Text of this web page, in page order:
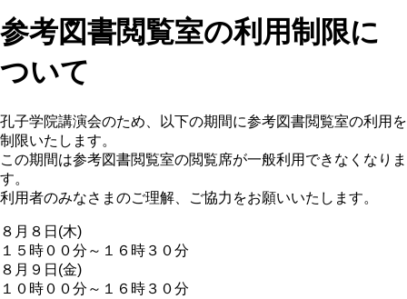
参考図書閲覧室の利用制限に
ついて
孔子学院講演会のため、以下の期間に参考図書閲覧室の利用を
制限いたします。
この期間は参考図書閲覧室の閲覧席が一般利用できなくなりま
す。
利用者のみなさまのご理解、ご協力をお願いいたします。
８月８日(木)
１５時００分～１６時３０分
８月９日(金)
１０時００分～１６時３０分